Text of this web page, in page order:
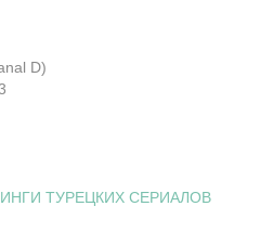
D)
ТУРЕЦКИХ СЕРИАЛОВ